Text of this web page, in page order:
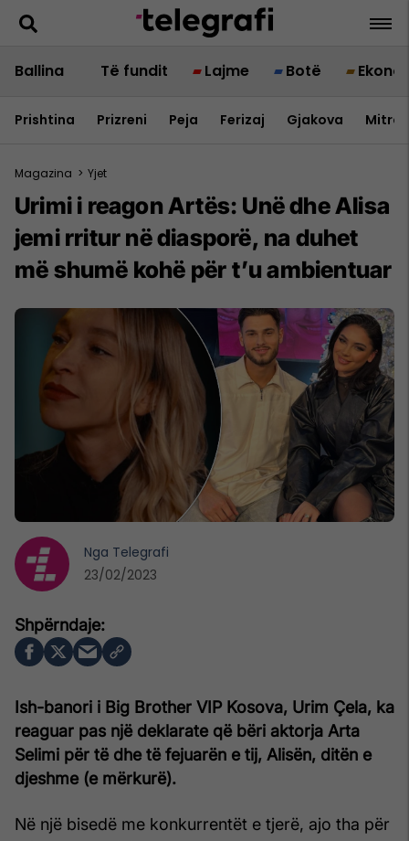
Ballina Të fundit Lajme Botë
Prishtina Prizreni Peja Ferizaj Gjakova
Magazina > Yjet
Urimi i reagon Artës: Unë dhe Alisa
jemi rritur në diasporë, na duhet
më shumë kohë për t’u ambientuar
Ish-banori i Big Brother VIP Kosova, Urim Çela, ka
reaguar pas një deklarate që bëri aktorja Arta
Selimi për të dhe të fejuarën e tij, Alisën, ditën e
djeshme (e mërkurë).
Në një bisedë me konkurrentët e tjerë, ajo tha për
Nga Telegrafi
23/02/2023